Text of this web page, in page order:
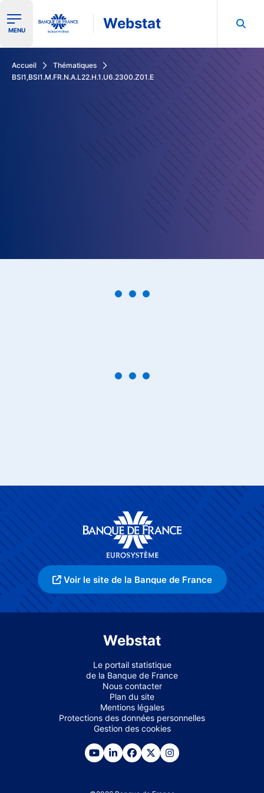
Ouvrir le menu de navigation
MENU Webstat
Accueil
Thématiques
BSI1,BSI1.M.FR.N.A.L22.H.1.U6.2300.Z01.E
Voir le site de la Banque de France
Webstat
Le portail statistique
de la Banque de France
Nous contacter
Plan du site
Mentions légales
Protections des données personnelles
Gestion des cookies